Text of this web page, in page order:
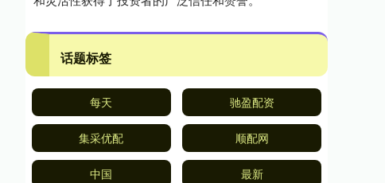
话题标签
每天 驰盈配资
集采优配 顺配网
中国 最新